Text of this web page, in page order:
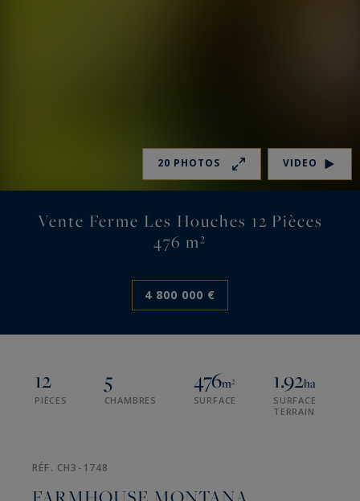
20 PHOTOS VIDEO
Vente Ferme Les Houches 12 Pièces
476 m²
4 800 000 €
12
PIÈCES
5
CHAMBRES
476m²
SURFACE
1.92ha
SURFACE
TERRAIN
RÉF. CH3-1748